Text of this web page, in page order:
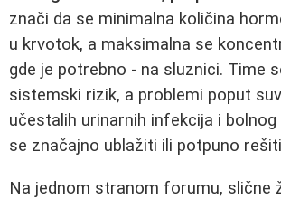
znači da se minimalna količina
u krvotok, a maksimalna se
gde je potrebno - na sluznici. Time
sistemski rizik, a problemi poput
učestalih urinarnih infekcija i
se značajno ublažiti ili potpuno
Na jednom stranom forumu, slične